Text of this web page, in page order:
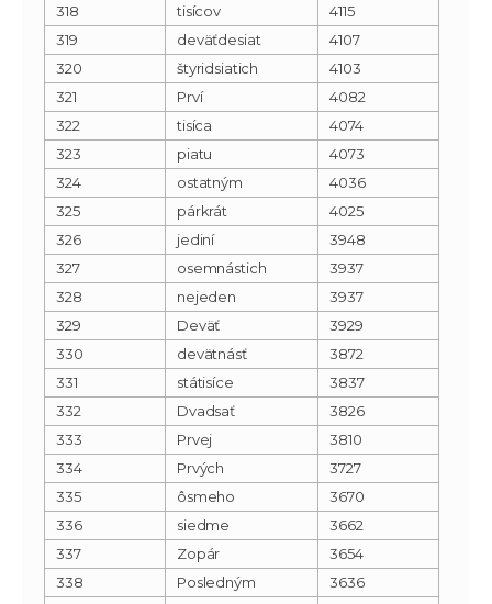
318
tisícov
4115
319
deväťdesiat
4107
320
štyridsiatich
4103
321
Prví
4082
322
tisíca
4074
323
piatu
4073
324
ostatným
4036
325
párkrát
4025
326
jediní
3948
327
osemnástich
3937
328
nejeden
3937
329
Deväť
3929
330
devätnásť
3872
331
státisíce
3837
332
Dvadsať
3826
333
Prvej
3810
334
Prvých
3727
335
ôsmeho
3670
336
siedme
3662
337
Zopár
3654
338
Posledným
3636